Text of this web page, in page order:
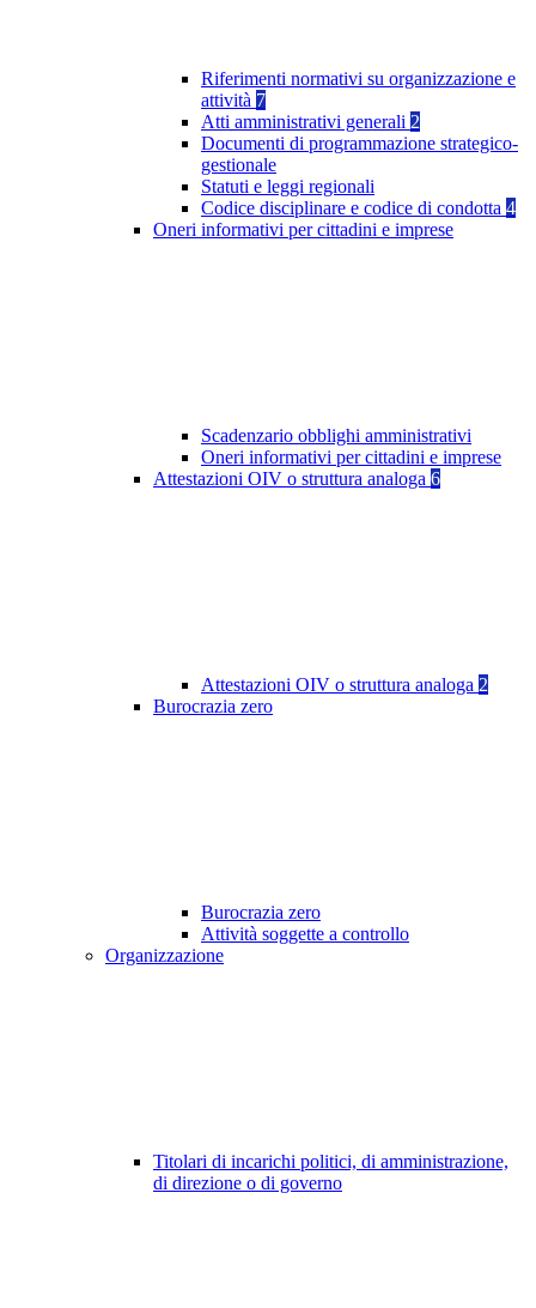
Riferimenti normativi su organizzazione e
attività 7
Atti amministrativi generali 2
Documenti di programmazione strategico-
gestionale
Statuti e leggi regionali
Codice disciplinare e codice di condotta 4
Oneri informativi per cittadini e imprese
Scadenzario obblighi amministrativi
Oneri informativi per cittadini e imprese
Attestazioni OIV o struttura analoga 6
Attestazioni OIV o struttura analoga 2
Burocrazia zero
Burocrazia zero
Attività soggette a controllo
Organizzazione
Titolari di incarichi politici, di amministrazione,
di direzione o di governo